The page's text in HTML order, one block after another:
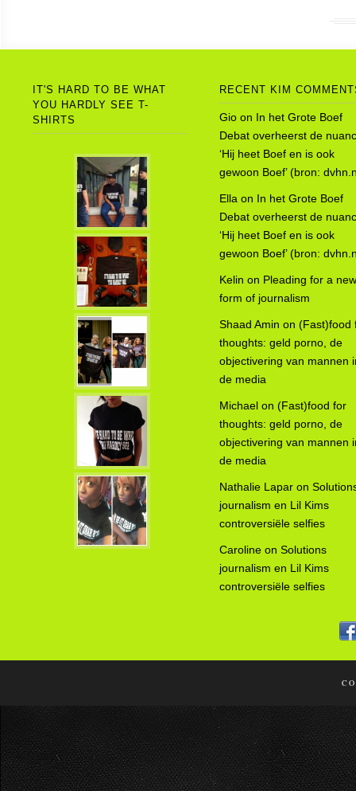
IT'S HARD TO BE WHAT
YOU HARDLY SEE T-
SHIRTS
RECENT KIM
Gio on In het Grote Boef
Debat overheerst de
‘Hij heet Boef en is ook
gewoon Boef’ (bron:
Ella on In het Grote Boef
Debat overheerst de
‘Hij heet Boef en is ook
gewoon Boef’ (bron:
Kelin on Pleading for a new
form of journalism
Shaad Amin on (Fast)food
thoughts: geld porno, de
objectivering van mannen
de media
Michael on (Fast)food for
thoughts: geld porno, de
objectivering van mannen
de media
Nathalie Lapar on
journalism en Lil Kims
controversiële selfies
Caroline on Solutions
journalism en Lil Kims
controversiële selfies